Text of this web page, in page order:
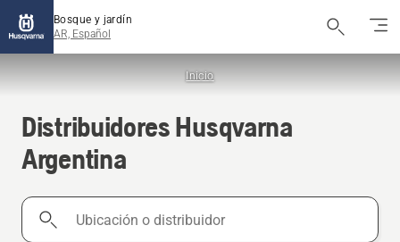
Bosque y jardín
AR, Español
Inicio
Distribuidores Husqvarna
Argentina
Ubicación